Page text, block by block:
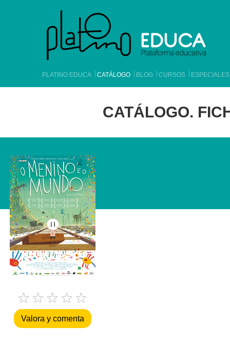
PLATINO EDUCA CATÁLOGO BLOG CURSOS ESPECIALES
CATÁLOGO.
Valora y comenta